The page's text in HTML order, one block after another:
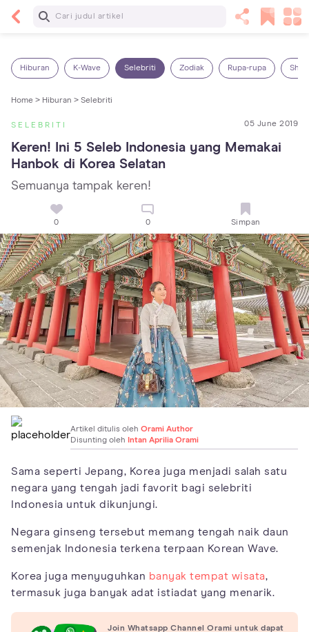
Baca Selanjutnya
Hiburan K-Wave Selebriti Zodiak Rupa-rupa
Home > Hiburan > Selebriti
SELEBRITI 05 June 2019
Keren! Ini 5 Seleb Indonesia yang Memakai
Hanbok di Korea Selatan
Semuanya tampak keren!
0 0 Simpan
Artikel ditulis oleh Orami Author
Disunting oleh Intan Aprilia Orami
Sama seperti Jepang, Korea juga menjadi salah satu
negara yang tengah jadi favorit bagi selebriti
Indonesia untuk dikunjungi.
Negara ginseng tersebut memang tengah naik daun
semenjak Indonesia terkena terpaan Korean Wave.
Korea juga menyuguhkan banyak tempat wisata,
termasuk juga banyak adat istiadat yang menarik.
Join Whatsapp Channel Orami untuk dapat